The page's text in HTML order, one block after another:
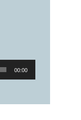
00:00